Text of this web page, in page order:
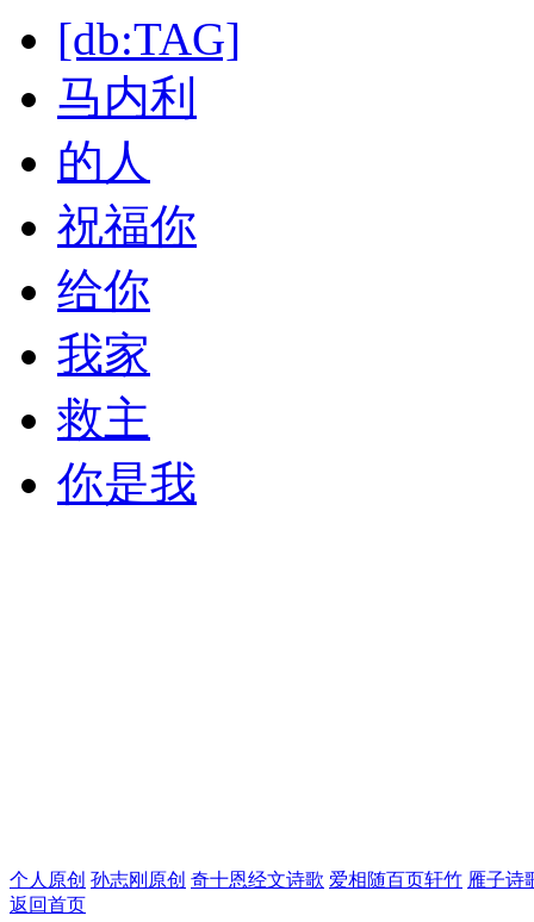
[db:TAG]
马内利
的人
祝福你
给你
我家
救主
你是我
个人原创 孙志刚原创 奇十恩经文诗歌 爱相随百页轩竹 雁子诗
返回首页